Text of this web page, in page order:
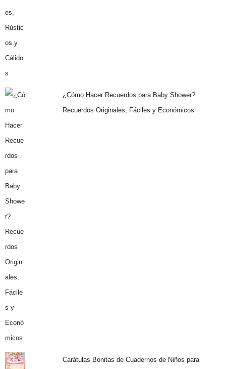
¿Cómo Hacer Recuerdos para Baby Shower?
Recuerdos Originales, Fáciles y Económicos
Carátulas Bonitas de Cuadernos de Niños para